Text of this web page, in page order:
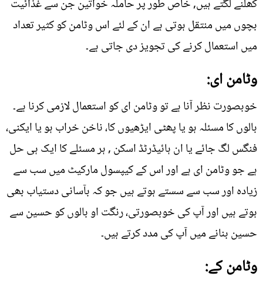
کھلنے لگتے ہیں, خاص طور پر حاملہ خواتین جن سے غذائیت
بچوں میں منتقل ہوتی ہے ان کے لئے اس وٹامن کو کثیر تعداد
میں استعمال کرنے کی تجویز دی جاتی ہے۔
وٹامن ای:
خوبصورت نظر آنا ہے تو وٹامن ای کو استعمال لازمی کرنا ہے۔
بالوں کا مسئلہ ہو یا پھٹی ایڑھیوں کا، ناخن خراب ہو یا ایکنی،
فنگس لگ جائے یا ان ہائیڈرٹڈ اسکن , ہر مسئلے کا ایک ہی حل
ہے جو وٹامن ای ہے اور اس کے کیپسول مارکیٹ میں سب سے
زیادہ اور سب سے سستے ہوتے ہیں جو کہ بآسانی دستیاب بھی
ہوتے ہیں اور آپ کی خوبصورتی، رنگت او بالوں کو حسین سے
حسین بنانے میں آپ کی مدد کرتے ہیں۔
وٹامن کے: